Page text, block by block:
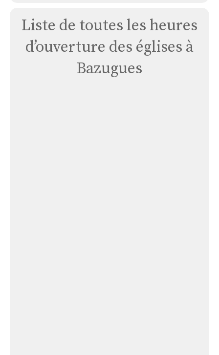
Liste de toutes les heures
d’ouverture des églises à
Bazugues